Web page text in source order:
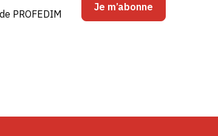
PROFEDIM
Je m’abonne